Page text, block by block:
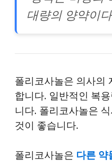
대량의 양약이
폴리코사놀은 의사의
합니다. 일반적인 복
니다. 폴리코사놀은
것이 좋습니다.
폴리코사놀은 다른 약